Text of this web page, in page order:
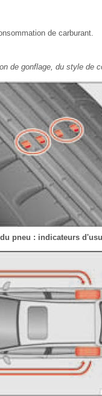
de carburant.
de gonflage, du style de
pneu : indicateurs